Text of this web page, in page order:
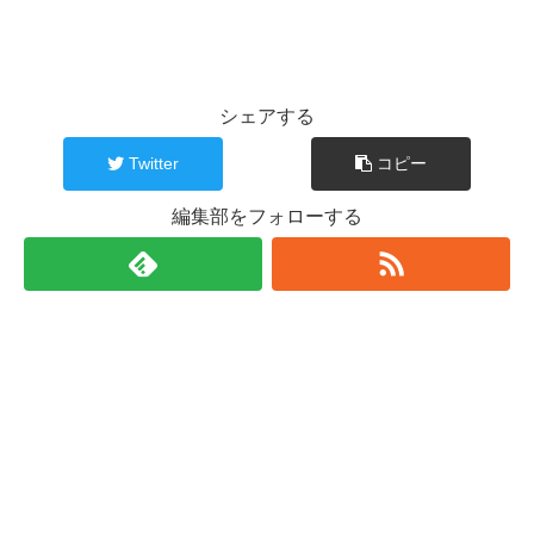
シェアする
Twitter コピー
編集部をフォローする